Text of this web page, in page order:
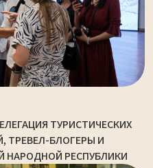
ТУРИСТИЧЕСКИХ
ТРЕВЕЛ-БЛОГЕРЫ И
НАРОДНОЙ РЕСПУБЛИКИ